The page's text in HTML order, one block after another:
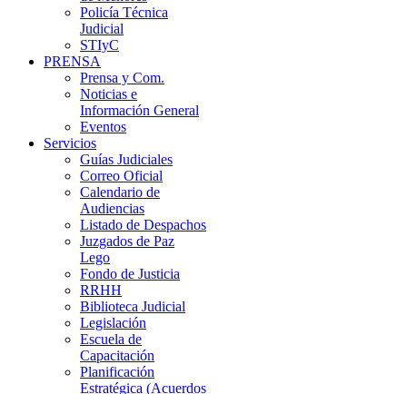
Policía Técnica
Judicial
STIyC
PRENSA
Prensa y Com.
Noticias e
Información General
Eventos
Servicios
Guías Judiciales
Correo Oficial
Calendario de
Audiencias
Listado de Despachos
Juzgados de Paz
Lego
Fondo de Justicia
RRHH
Biblioteca Judicial
Legislación
Escuela de
Capacitación
Planificación
Estratégica (Acuerdos